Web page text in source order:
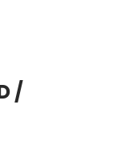
/